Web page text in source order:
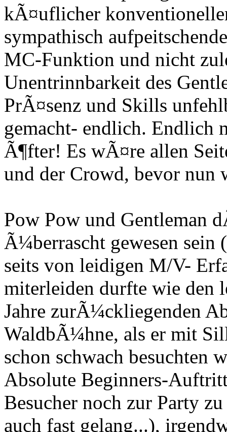
kÃ¤uflicher
sympathisch
MC-Funktion und nicht
Unentrinnbarkeit des
PrÃ¤senz und Skills
gemacht- endlich.
Ã¶fter! Es wÃ¤re allen
und der Crowd, bevor
Pow Pow und Gentleman
Ã¼berrascht gewesen sein
seits von leidigen M/V-
miterleiden durfte wie den
Jahre zurÃ¼ckliegenden
WaldbÃ¼hne, als er mit
schon schwach besuchten
Absolute Beginners-
Besucher noch zur Party
auch fast gelang...),